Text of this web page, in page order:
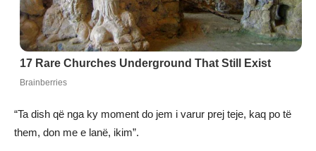
“Ta dish që nga ky moment do jem i varur prej teje, kaq po të
them, don me e lanë, ikim”.